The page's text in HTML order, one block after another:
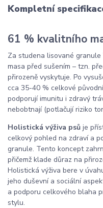
Kompletní
61 % kvalitního
Za studena lisované
masa před sušením – tzn.
přirozeně vyskytuje. Po
cca 35-40 % celkové
podporují imunitu i zdravý
nebobtnají (potlačují riziko
Holistická výživa psů je
celkový pohled na zdraví a
granule. Tento koncept
přičemž klade důraz na
Holistická výživa bere v
jeho duševní a sociální
a podporu celkového blaha
stylu.